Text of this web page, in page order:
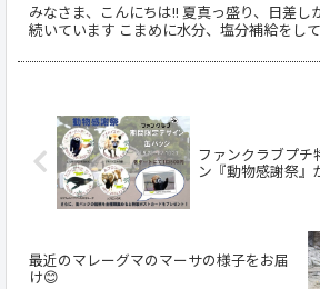
みなさま、こんにちは!! 夏真っ盛り、日差し
続いています こまめに水分、塩分補給をし
ファンクラブプチ
ン『動物感謝祭』
最近のマレーグマのマーサの様子をお届
け😊